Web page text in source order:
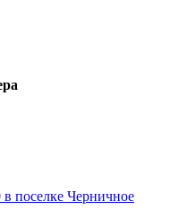
поселке Черничное